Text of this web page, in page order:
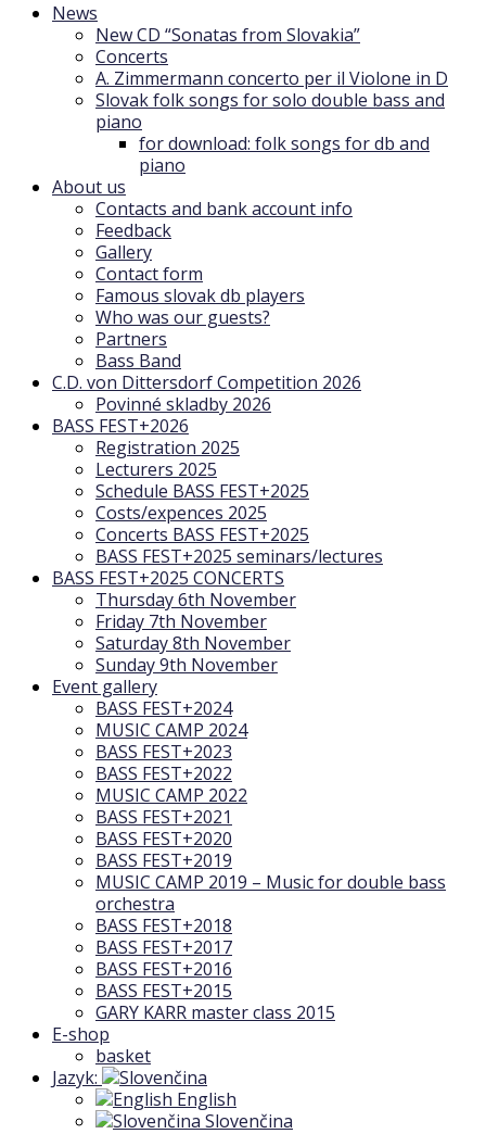
News
New CD “Sonatas from Slovakia”
Concerts
A. Zimmermann concerto per il Violone in D
Slovak folk songs for solo double bass and
piano
for download: folk songs for db and
piano
About us
Contacts and bank account info
Feedback
Gallery
Contact form
Famous slovak db players
Who was our guests?
Partners
Bass Band
C.D. von Dittersdorf Competition 2026
Povinné skladby 2026
BASS FEST+2026
Registration 2025
Lecturers 2025
Schedule BASS FEST+2025
Costs/expences 2025
Concerts BASS FEST+2025
BASS FEST+2025 seminars/lectures
BASS FEST+2025 CONCERTS
Thursday 6th November
Friday 7th November
Saturday 8th November
Sunday 9th November
Event gallery
BASS FEST+2024
MUSIC CAMP 2024
BASS FEST+2023
BASS FEST+2022
MUSIC CAMP 2022
BASS FEST+2021
BASS FEST+2020
BASS FEST+2019
MUSIC CAMP 2019 – Music for double bass
orchestra
BASS FEST+2018
BASS FEST+2017
BASS FEST+2016
BASS FEST+2015
GARY KARR master class 2015
E-shop
basket
Jazyk:
English
Slovenčina